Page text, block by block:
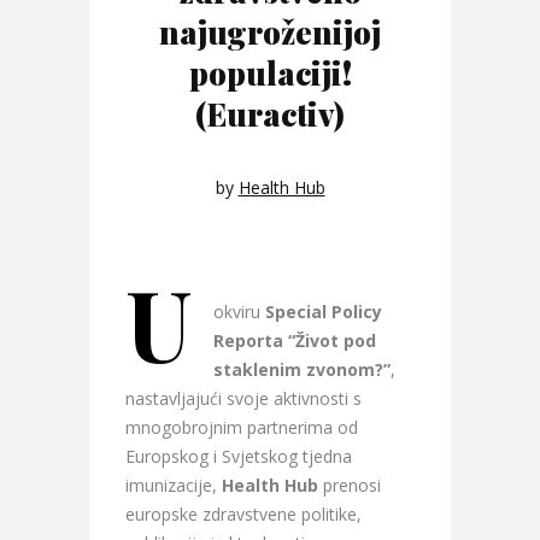
najugroženijoj
populaciji!
(Euractiv)
by Health Hub
U okviru Special Policy
Reporta “Život pod
staklenim zvonom?”,
nastavljajući svoje aktivnosti s
mnogobrojnim partnerima od
Europskog i Svjetskog tjedna
imunizacije, Health Hub prenosi
europske zdravstvene politike,